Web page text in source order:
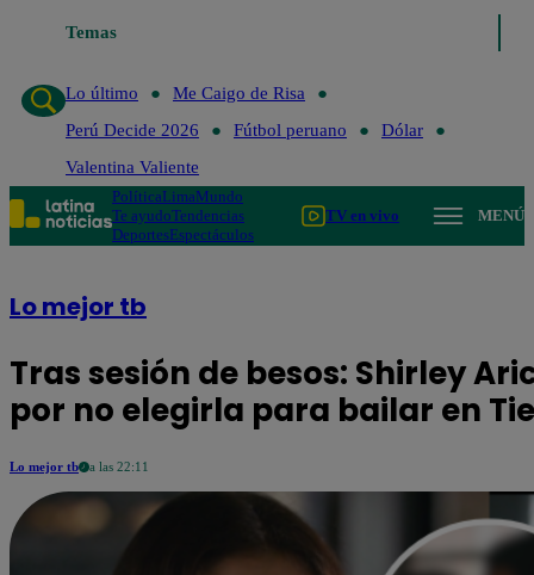
Temas
Lo último
Lo último
Me Caigo de Risa
Perú Decide 2026
Fútbol peruano
Dólar
Valentina Valiente
PolíticaLimaMundo
Te ayudoTendencias
DeportesEspectáculos
TV en vivo MENÚ
Lo mejor tb
Tras sesión de besos: Shirley
por no elegirla para bailar en
Lo mejor tb a las 22:11